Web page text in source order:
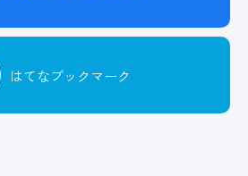
はてなブックマーク